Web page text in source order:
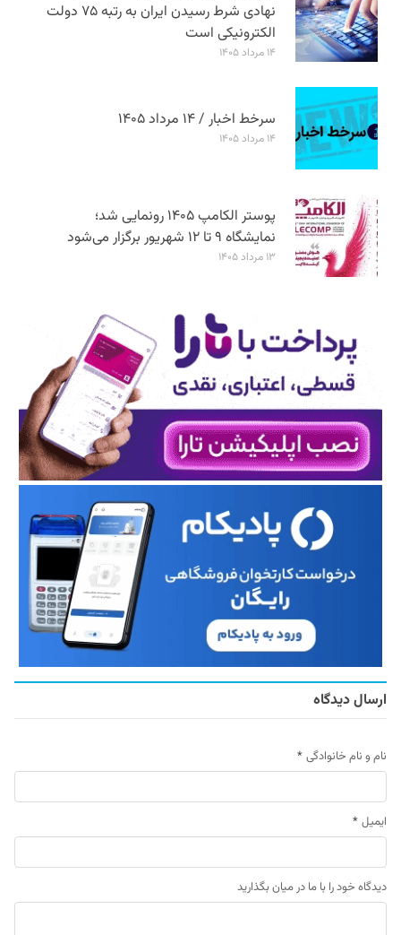
نهادی شرط رسیدن ایران به رتبه ۷۵ دولت
الکترونیکی است
۱۴ مرداد ۱۴۰۵
سرخط اخبار / ۱۴ مرداد ۱۴۰۵
۱۴ مرداد ۱۴۰۵
پوستر الکامپ ۱۴۰۵ رونمایی شد؛
نمایشگاه ۹ تا ۱۲ شهریور برگزار می‌شود
۱۳ مرداد ۱۴۰۵
ارسال دیدگاه
نام و نام خانوادگی *
ایمیل *
دیدگاه خود را با ما در میان بگذارید